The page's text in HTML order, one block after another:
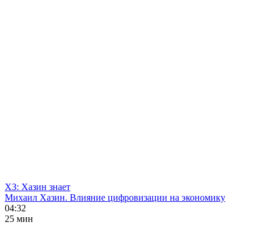
ХЗ: Хазин знает
Михаил Хазин. Влияние цифровизации на экономику
04:32
25 мин